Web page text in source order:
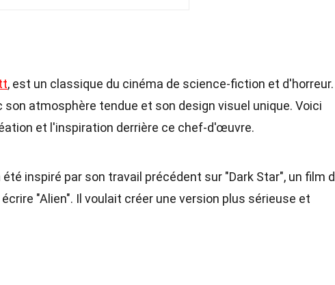
, est un classique du cinéma de science-fiction et d'horreur.
atmosphère tendue et son design visuel unique. Voici
et l'inspiration derrière ce chef-d'œuvre.
inspiré par son travail précédent sur "Dark Star", un film
"Alien". Il voulait créer une version plus sérieuse et